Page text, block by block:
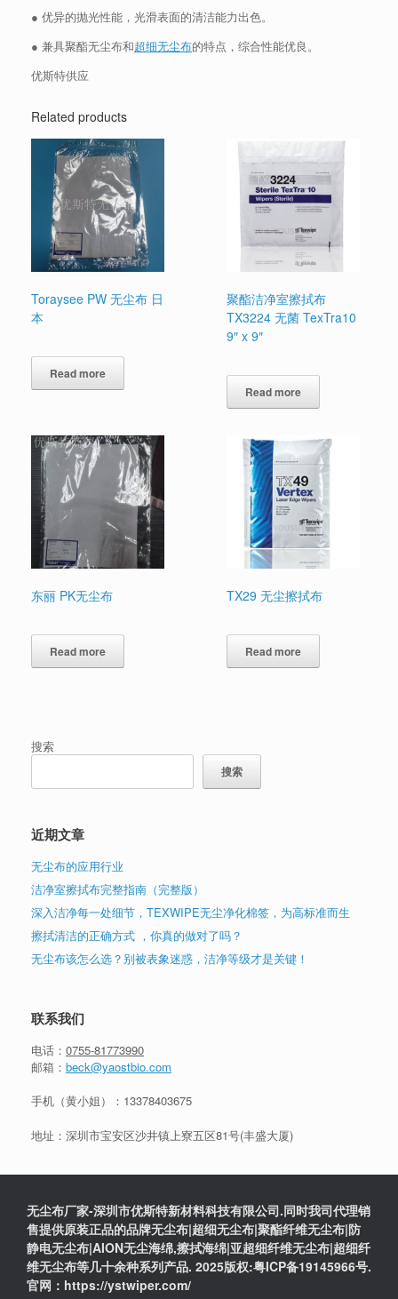
● 优异的抛光性能，光滑表面的清洁能力出色。
● 兼具聚酯无尘布和超细无尘布的特点，综合性能优良。
优斯特供应
Related products
Toraysee PW 无尘布 日
本
Read more
聚酯洁净室擦拭布
TX3224 无菌 TexTra10
9″ x 9″
Read more
东丽 PK无尘布
Read more
TX29 无尘擦拭布
Read more
搜索
搜索
近期文章
无尘布的应用行业
洁净室擦拭布完整指南（完整版）
深入洁净每一处细节，TEXWIPE无尘净化棉签，为高标准而生
擦拭清洁的正确方式 ，你真的做对了吗？
无尘布该怎么选？别被表象迷惑，洁净等级才是关键！
联系我们
电话： 0755-81773990
邮箱： beck@yaostbio.com
手机（黄小姐）： 13378403675
地址：深圳市宝安区沙井镇上寮五区81号(丰盛大厦)
无尘布厂家-深圳市优斯特新材料科技有限公司.同时我司代理销
售提供原装正品的品牌无尘布|超细无尘布|聚酯纤维无尘布|防
静电无尘布|AION无尘海绵,擦拭海绵|亚超细纤维无尘布|超细纤
维无尘布等几十余种系列产品. 2025版权:粤ICP备19145966号.
官网：https://ystwiper.com/